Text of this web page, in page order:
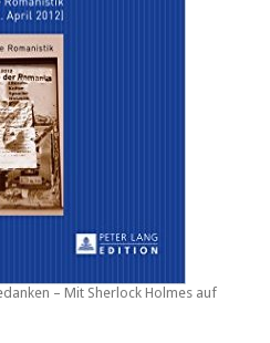
– Mit Sherlock Holmes auf